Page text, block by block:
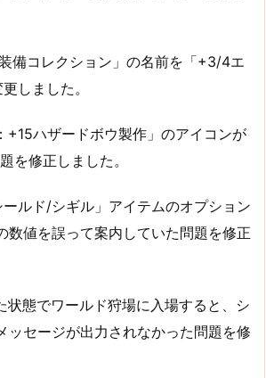
備コレクション」の名前を「+3/4エ
しました。
+15ハザードボウ製作」のアイコンが
を修正しました。
ルド/シギル」アイテムのオプション
数値を誤って案内していた問題を修正
状態でワールド狩場に入場すると、シ
ッセージが出力されなかった問題を修